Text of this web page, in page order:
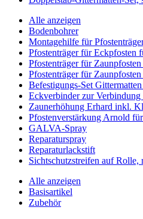
Alle anzeigen
Bodenbohrer
Montagehilfe für
Pfostenträger für Eckpfosten
Pfostenträger für
Pfostenträger für
Befestigungs-Set
Eckverbinder zur Verbindung
Zaunerhöhung Erhard inkl.
Pfostenverstärkung Arnold
GALVA-Spray
Reparaturspray
Reparaturlackstift
Sichtschutzstreifen auf Rolle,
Alle anzeigen
Basisartikel
Zubehör